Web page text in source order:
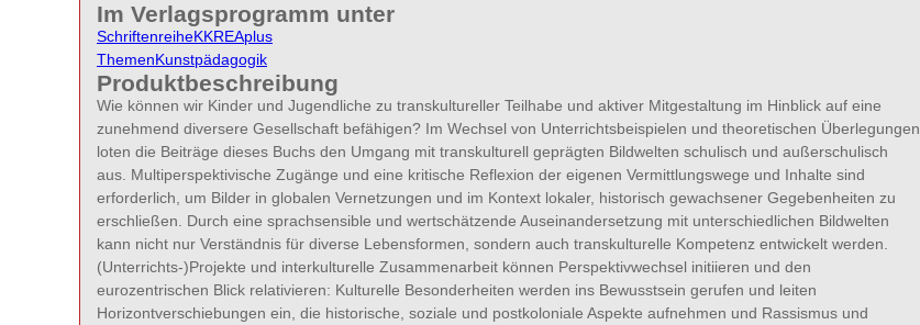
Im Verlagsprogramm unter
SchriftenreiheKKREAplus
ThemenKunstpädagogik
Produktbeschreibung
Wie können wir Kinder und Jugendliche zu transkultureller Teilhabe und aktiver Mitgestaltung im Hinblick auf eine
zunehmend diversere Gesellschaft befähigen? Im Wechsel von Unterrichtsbeispielen und theoretischen Überlegungen
loten die Beiträge dieses Buchs den Umgang mit transkulturell geprägten Bildwelten schulisch und außerschulisch
aus. Multiperspektivische Zugänge und eine kritische Reflexion der eigenen Vermittlungswege und Inhalte sind
erforderlich, um Bilder in globalen Vernetzungen und im Kontext lokaler, historisch gewachsener Gegebenheiten zu
erschließen. Durch eine sprachsensible und wertschätzende Auseinandersetzung mit unterschiedlichen Bildwelten
kann nicht nur Verständnis für diverse Lebensformen, sondern auch transkulturelle Kompetenz entwickelt werden.
(Unterrichts-)Projekte und interkulturelle Zusammenarbeit können Perspektivwechsel initiieren und den
eurozentrischen Blick relativieren: Kulturelle Besonderheiten werden ins Bewusstsein gerufen und leiten
Horizontverschiebungen ein, die historische, soziale und postkoloniale Aspekte aufnehmen und Rassismus und